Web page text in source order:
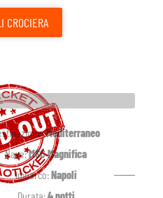
CROCIERA
Mediterraneo
Nave:MSC Magnifica
Imbarco:Napoli